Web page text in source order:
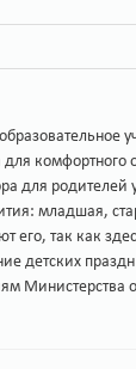
для
для
младшая,
его, так как
детских
Министерства